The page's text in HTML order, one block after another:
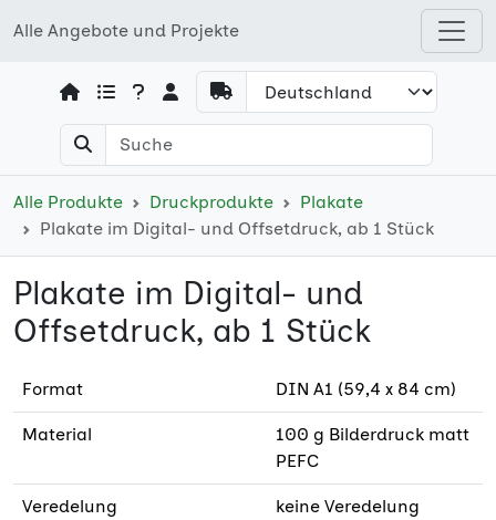
Alle Angebote und Projekte
Open shops menu
Alle Produkte Druckprodukte
Plakate
Plakate im Digital- und Offsetdruck, ab 1 Stück
Plakate im Digital- und
Offsetdruck, ab 1 Stück
Format DIN A1 (59,4 x 84 cm)
Material
100 g Bilderdruck matt
PEFC
Veredelung keine Veredelung